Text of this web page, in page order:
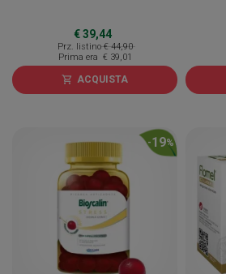
€ 39,44
Prz. listino € 44,90
Prima era € 39,01
shopping_cart ACQUISTA
-19%